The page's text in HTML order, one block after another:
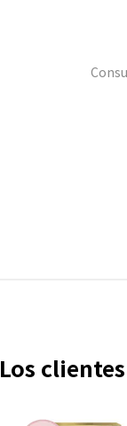
Los